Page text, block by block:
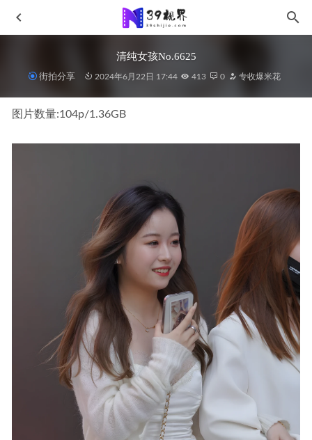
清纯女孩No.6625
街拍分享 2024年6月22日 17:44 413 0 专收爆米花
图片数量:104p/1.36GB
橙子摄影-一身优雅,一瞬心动(下)J10420
红色热裤长腿女孩MF00143 2021-08-20
银色紧身包臀裙短美腿No.6894
2024-08-04
黑丝包臀裙MF00656
2022-06-10